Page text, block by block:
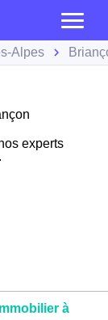
Alpes
experts
à